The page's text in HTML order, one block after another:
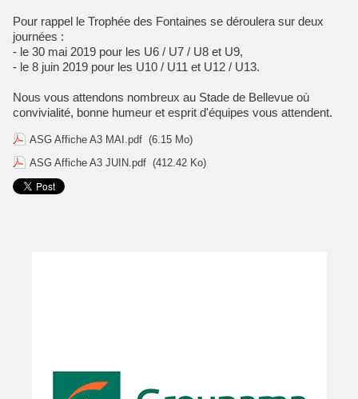
Pour rappel le Trophée des Fontaines se déroulera sur deux
journées :
- le 30 mai 2019 pour les U6 / U7 / U8 et U9,
- le 8 juin 2019 pour les U10 / U11 et U12 / U13.
Nous vous attendons nombreux au Stade de Bellevue où
convivialité, bonne humeur et esprit d'équipes vous attendent.
ASG Affiche A3 MAI.pdf (6.15 Mo)
ASG Affiche A3 JUIN.pdf (412.42 Ko)